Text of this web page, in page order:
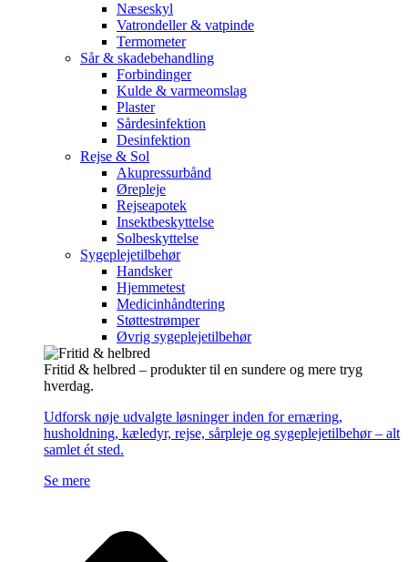
Næseskyl
Vatrondeller & vatpinde
Termometer
Sår & skadebehandling
Forbindinger
Kulde & varmeomslag
Plaster
Sårdesinfektion
Desinfektion
Rejse & Sol
Akupressurbånd
Ørepleje
Rejseapotek
Insektbeskyttelse
Solbeskyttelse
Sygeplejetilbehør
Handsker
Hjemmetest
Medicinhåndtering
Støttestrømper
Øvrig sygeplejetilbehør
Fritid & helbred – produkter til en sundere og mere tryg
hverdag.
Udforsk nøje udvalgte løsninger inden for ernæring,
husholdning, kæledyr, rejse, sårpleje og sygeplejetilbehør – alt
samlet ét sted.
Se mere